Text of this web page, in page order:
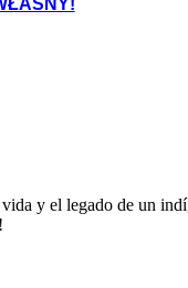
y el legado de un